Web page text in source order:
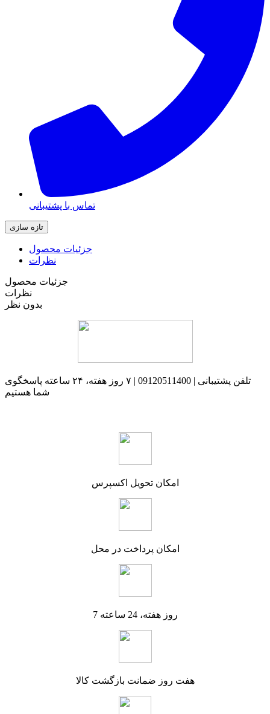
تماس با پشتیبانی
جزئیات محصول
نظرات
جزئیات محصول
نظرات
بدون نظر
تلفن پشتیبانی | 09120511400 | ۷ روز هفته، ۲۴ ساعته پاسخگوی
شما هستیم
امکان تحویل اکسپرس
امکان پرداخت در محل
7 روز هفته، 24 ساعته
هفت روز ضمانت بازگشت کالا